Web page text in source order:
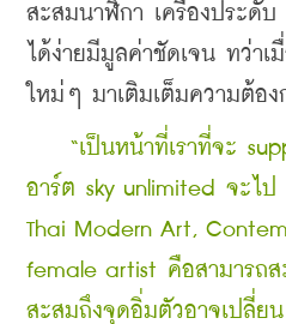
สะสมนาฬิกา เครื่องประดั
ได้ง่ายมีมูลค่าชัดเจน ทว่าเ
ใหม่ๆ มาเติมเต็มความต้อง
“เป็นหน้าที่เราที่จะ
อาร์ต sky unlimited จะไ
Thai Modern Art,
female artist คือสามารถ
สะสมถึงจุดอิ่มตัวอาจเปลี่